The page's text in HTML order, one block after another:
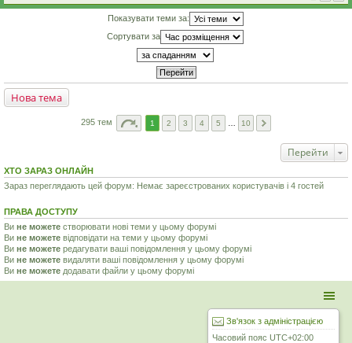
Показувати теми за:
Сортувати за
Нова тема
295 тем 1 2 3 4 5 10
Перейти
ХТО ЗАРАЗ ОНЛАЙН
Зараз переглядають цей форум: Немає зареєстрованих користувачів і 4 гостей
ПРАВА ДОСТУПУ
Ви не можете створювати нові теми у цьому форумі
Ви не можете відповідати на теми у цьому форумі
Ви не можете редагувати ваші повідомлення у цьому форумі
Ви не можете видаляти ваші повідомлення у цьому форумі
Ви не можете додавати файли у цьому форумі
Зв'язок з адміністрацією
Часовий пояс UTC+02:00